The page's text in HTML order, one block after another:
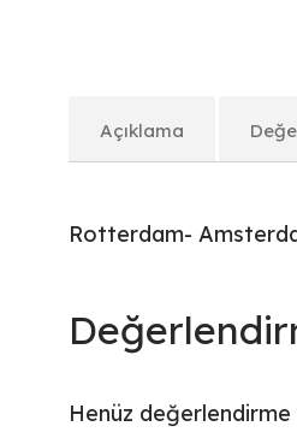
Açıklama
Rotterdam-
Henüz değerlendirme